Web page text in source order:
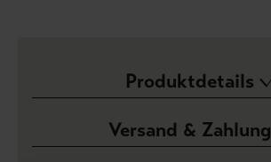
Produktdetails
Versand & Zahlung